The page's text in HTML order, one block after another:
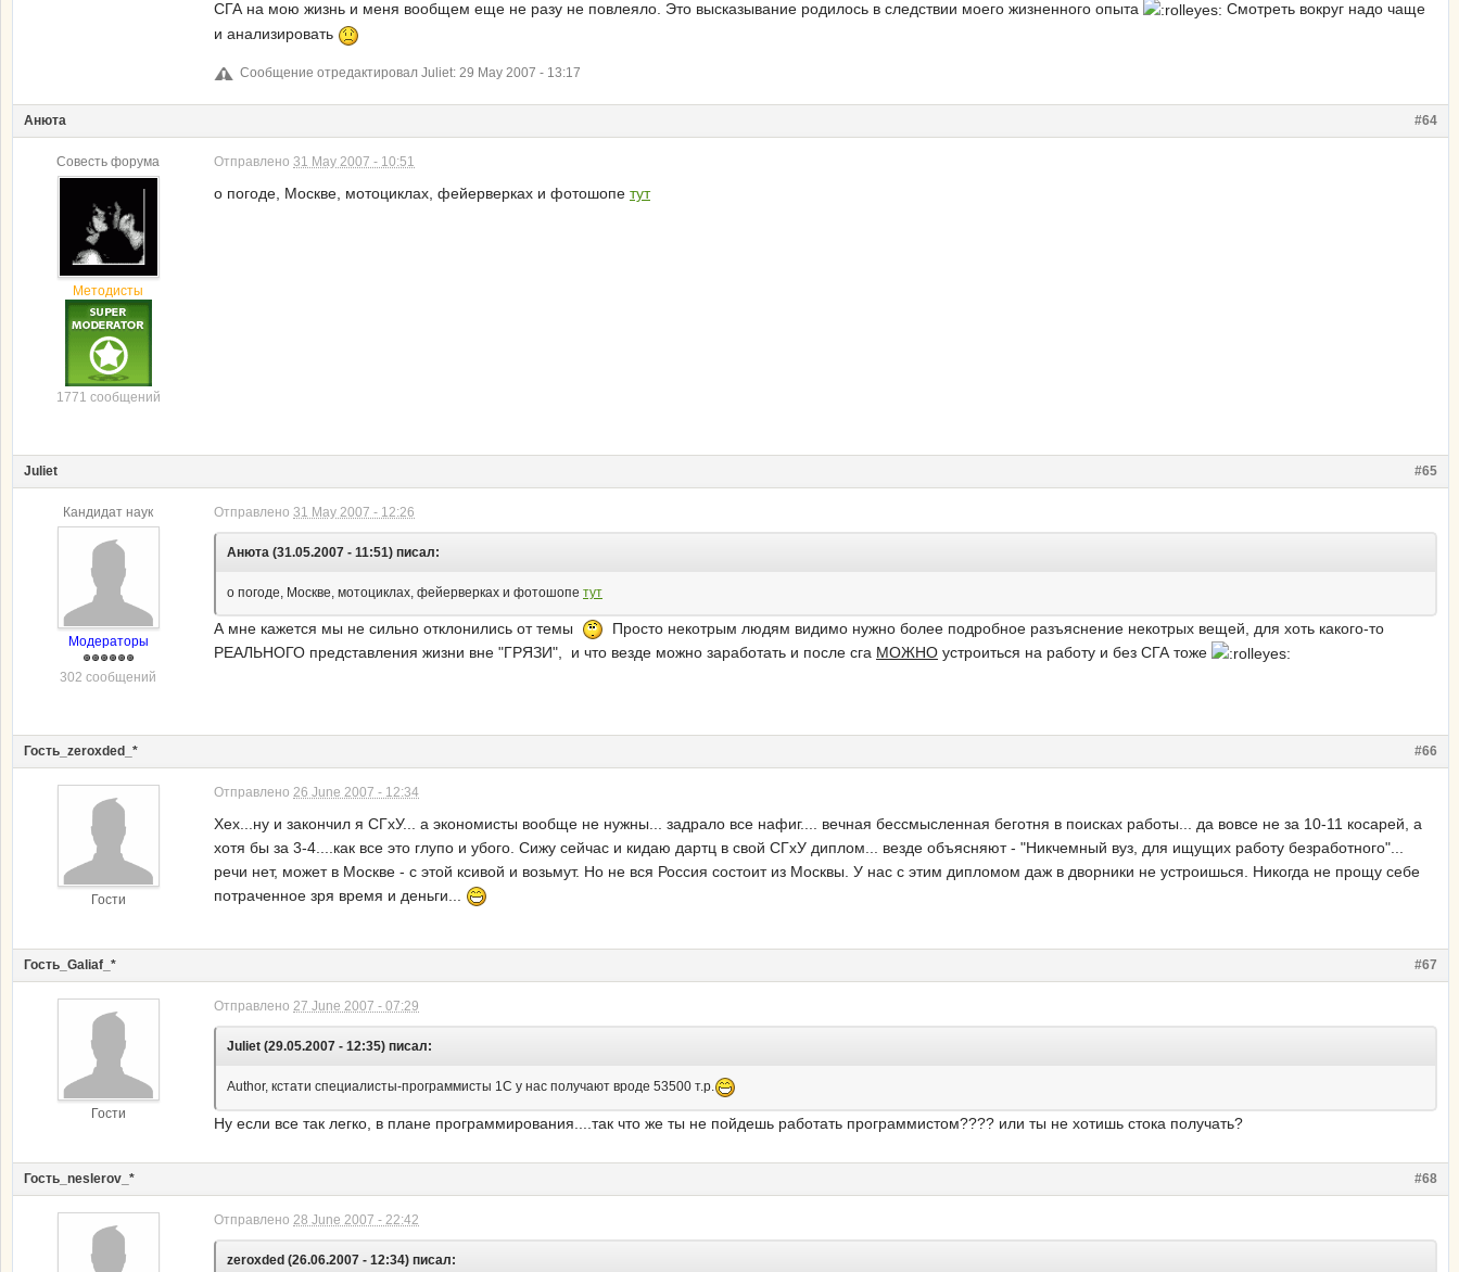
СГА на мою жизнь и меня вообщем еще не разу не повлеяло. Это высказывание родилось в следствии моего жизненного опыта
Смотреть вокруг надо чаще
и анализировать
Сообщение отредактировал Juliet: 29 May 2007 - 13:17
#64
Анюта
Совесть форума
Методисты
1771 сообщений
Отправлено 31 May 2007 - 10:51
о погоде, Москве, мотоциклах, фейерверках и фотошопе тут
#65
Juliet
Кандидат наук
Модераторы
302 сообщений
Отправлено 31 May 2007 - 12:26
Анюта (31.05.2007 - 11:51) писал:
о погоде, Москве, мотоциклах, фейерверках и фотошопе тут
А мне кажется мы не сильно отклонились от темы
Просто некотрым людям видимо нужно более подробное разъяснение некотрых вещей, для хоть какого-то
РЕАЛЬНОГО представления жизни вне "ГРЯЗИ", и что везде можно заработать и после сга МОЖНО устроиться на работу и без СГА тоже
#66
Гость_zeroxded_*
Гости
Отправлено 26 June 2007 - 12:34
Хех...ну и закончил я СГхУ... а экономисты вообще не нужны... задрало все нафиг.... вечная бессмысленная беготня в поисках работы... да вовсе не за 10-11 косарей, а
хотя бы за 3-4....как все это глупо и убого. Сижу сейчас и кидаю дартц в свой СГхУ диплом... везде объясняют - "Никчемный вуз, для ищущих работу безработного"...
речи нет, может в Москве - с этой ксивой и возьмут. Но не вся Россия состоит из Москвы. У нас с этим дипломом даж в дворники не устроишься. Никогда не прощу себе
потраченное зря время и деньги...
#67
Гость_Galiaf_*
Гости
Отправлено 27 June 2007 - 07:29
Juliet (29.05.2007 - 12:35) писал:
Author, кстати специалисты-программисты 1С у нас получают вроде 53500 т.р.
Ну если все так легко, в плане программирования....так что же ты не пойдешь работать программистом???? или ты не хотишь стока получать?
#68
Гость_neslerov_*
Отправлено 28 June 2007 - 22:42
zeroxded (26.06.2007 - 12:34) писал: